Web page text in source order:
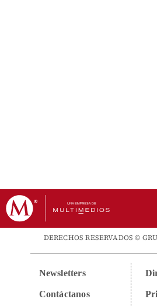
DERECHOS RESERVADOS ©
Newsletters
Contáctanos